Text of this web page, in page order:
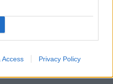
Access Privacy Policy